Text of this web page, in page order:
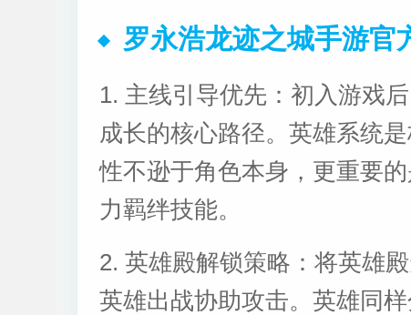
罗永浩龙迹之城手游官
1. 主线引导优先：初入游戏
成长的核心路径。英雄系统
性不逊于角色本身，更重要
力羁绊技能。
2. 英雄殿解锁策略：将英雄
英雄出战协助攻击。英雄同